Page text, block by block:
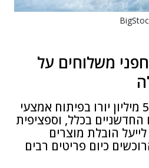
משלוחים על
היצרנית משקיעה 500 מיליון יורו בפיתוח אמצעי
החדשניים בכלל, וספציפית
הובלת מוצרים
כיום פריטים רבים